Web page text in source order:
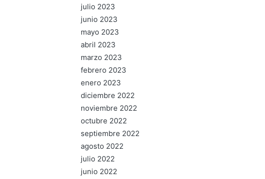
julio 2023
junio 2023
mayo 2023
abril 2023
marzo 2023
febrero 2023
enero 2023
diciembre 2022
noviembre 2022
octubre 2022
septiembre 2022
agosto 2022
julio 2022
junio 2022